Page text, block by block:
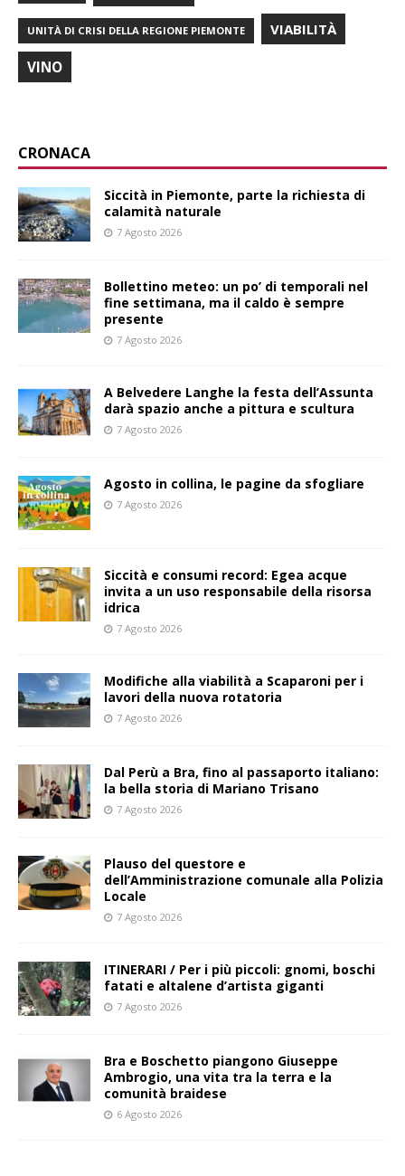
UNITÀ DI CRISI DELLA REGIONE PIEMONTE VIABILITÀ
VINO
CRONACA
Siccità in Piemonte, parte la richiesta di
calamità naturale
7 Agosto 2026
Bollettino meteo: un po’ di temporali nel
fine settimana, ma il caldo è sempre
presente
7 Agosto 2026
A Belvedere Langhe la festa dell’Assunta
darà spazio anche a pittura e scultura
7 Agosto 2026
Agosto in collina, le pagine da sfogliare
7 Agosto 2026
Siccità e consumi record: Egea acque
invita a un uso responsabile della risorsa
idrica
7 Agosto 2026
Modifiche alla viabilità a Scaparoni per i
lavori della nuova rotatoria
7 Agosto 2026
​Dal Perù a Bra, fino al passaporto italiano:
la bella storia di Mariano Trisano
7 Agosto 2026
Plauso del questore e
dell’Amministrazione comunale alla Polizia
Locale
7 Agosto 2026
ITINERARI / Per i più piccoli: gnomi, boschi
fatati e altalene d’artista giganti
7 Agosto 2026
Bra e Boschetto piangono Giuseppe
Ambrogio, una vita tra la terra e la
comunità braidese
6 Agosto 2026